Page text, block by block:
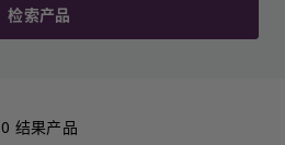
检索产品
0 结果产品